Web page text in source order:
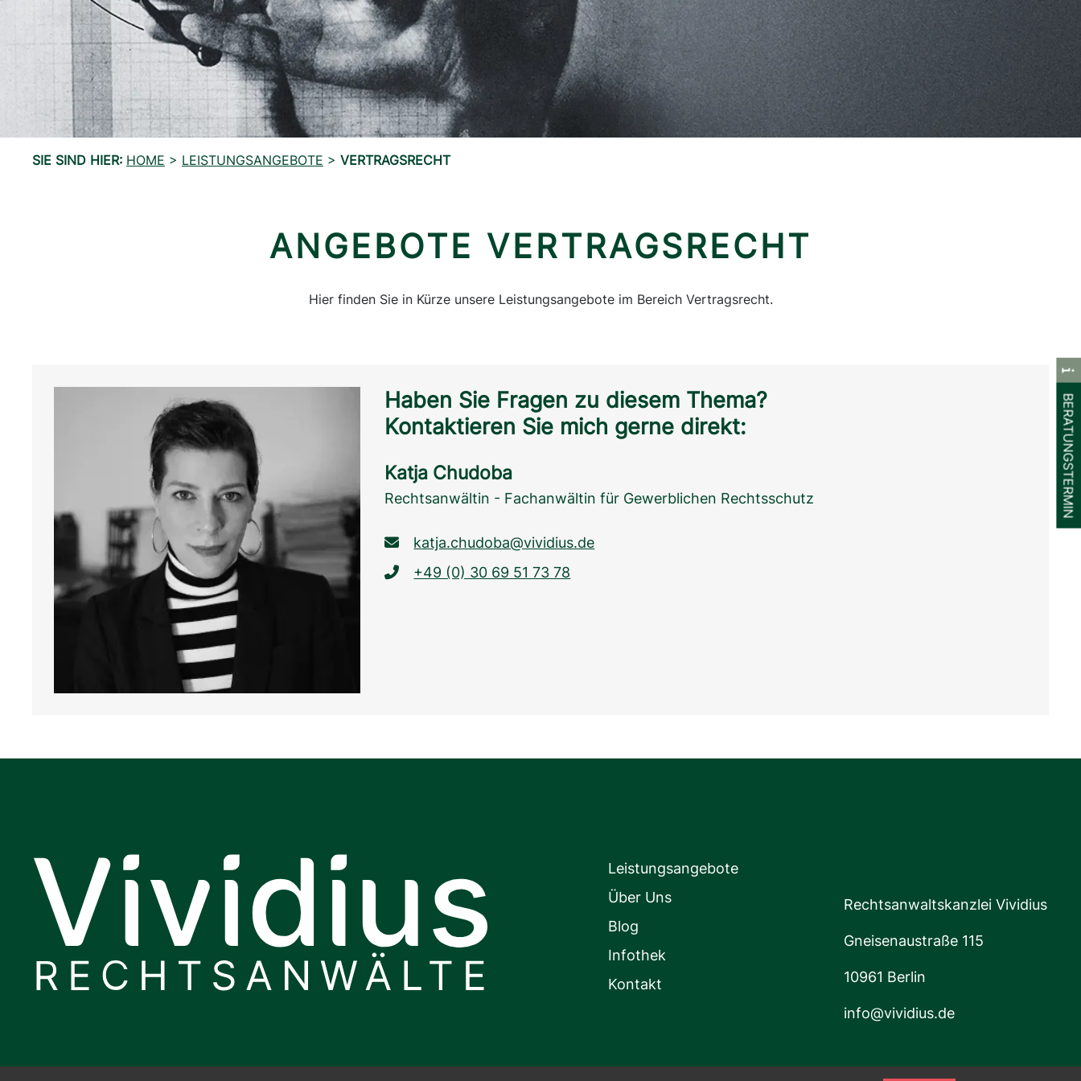
SIE SIND HIER: HOME > LEISTUNGSANGEBOTE > VERTRAGSRECHT
BERATUNGSTERMIN
ANGEBOTE VERTRAGSRECHT
Hier finden Sie in Kürze unsere Leistungsangebote im Bereich Vertragsrecht.
Haben Sie Fragen zu diesem Thema?
Kontaktieren Sie mich gerne direkt:
Katja Chudoba
Rechtsanwältin - Fachanwältin für Gewerblichen Rechtsschutz
katja.chudoba@vividius.de
+49 (0) 30 69 51 73 78
Leistungsangebote
Über Uns
Blog
Infothek
Kontakt
Rechtsanwaltskanzlei Vividius
Gneisenaustraße 115
10961 Berlin
info@vividius.de